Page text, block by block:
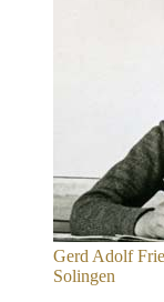
Gerd Adolf
Solingen